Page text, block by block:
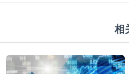
相